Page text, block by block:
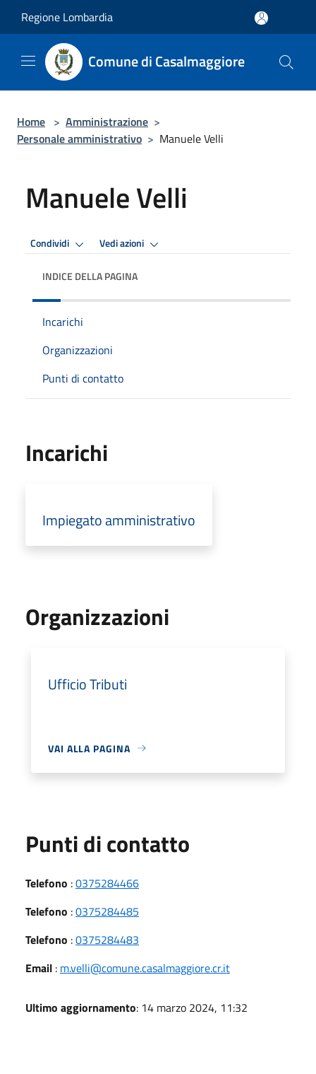
Regione Lombardia
Comune di Casalmaggiore
Home > Amministrazione >
Personale amministrativo > Manuele Velli
Manuele Velli
Condividi Vedi azioni
INDICE DELLA PAGINA
Incarichi
Organizzazioni
Punti di contatto
Incarichi
Impiegato amministrativo
Organizzazioni
Ufficio Tributi
VAI ALLA PAGINA
Punti di contatto
Telefono :0375284466
Telefono :0375284485
Telefono :0375284483
Email : m.velli@comune.casalmaggiore.cr.it
Ultimo aggiornamento: 14 marzo 2024, 11:32